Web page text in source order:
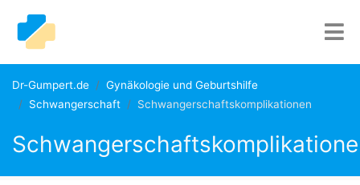
Dr-Gumpert.de
Gynäkologie und Geburtshilfe
Schwangerschaft
Schwangerschaftskomplikationen